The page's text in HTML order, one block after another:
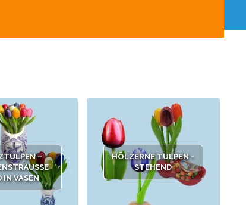
–
U
VASEN
HÖLZERNE TULPEN -
STEHEND